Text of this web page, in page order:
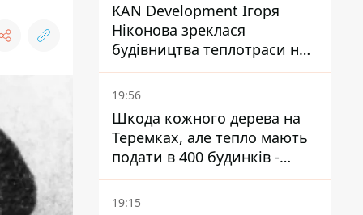
KAN Development Ігоря
Ніконова зреклася
будівництва теплотраси на
Теремках
19:56
Шкода кожного дерева на
Теремках, але тепло мають
подати в 400 будинків -
депутатка Київради
19:15